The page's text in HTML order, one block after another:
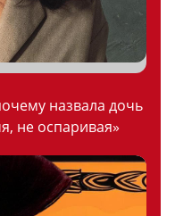
назвала дочь
не оспаривая»